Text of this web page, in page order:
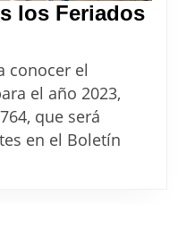
los Feriados
conocer el
el año 2023,
que será
en el Boletín